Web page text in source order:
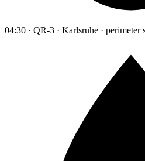
04:30 · QR-3 · Karlsruhe · perimeter